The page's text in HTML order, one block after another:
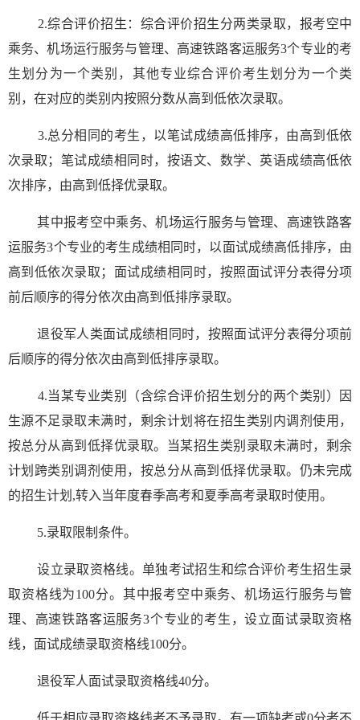
2.综合评价招生：综合评价招生分两类录取，报考空中
乘务、机场运行服务与管理、高速铁路客运服务3个专业的考
生划分为一个类别，其他专业综合评价考生划分为一个类
别，在对应的类别内按照分数从高到低依次录取。
3.总分相同的考生，以笔试成绩高低排序，由高到低依
次录取；笔试成绩相同时，按语文、数学、英语成绩高低依
次排序，由高到低择优录取。
其中报考空中乘务、机场运行服务与管理、高速铁路客
运服务3个专业的考生成绩相同时，以面试成绩高低排序，由
高到低依次录取；面试成绩相同时，按照面试评分表得分项
前后顺序的得分依次由高到低排序录取。
退役军人类面试成绩相同时，按照面试评分表得分项前
后顺序的得分依次由高到低排序录取。
4.当某专业类别（含综合评价招生划分的两个类别）因
生源不足录取未满时，剩余计划将在招生类别内调剂使用，
按总分从高到低择优录取。当某招生类别录取未满时，剩余
计划跨类别调剂使用，按总分从高到低择优录取。仍未完成
的招生计划,转入当年度春季高考和夏季高考录取时使用。
5.录取限制条件。
设立录取资格线。单独考试招生和综合评价考生招生录
取资格线为100分。其中报考空中乘务、机场运行服务与管
理、高速铁路客运服务3个专业的考生，设立面试录取资格
线，面试成绩录取资格线100分。
退役军人面试录取资格线40分。